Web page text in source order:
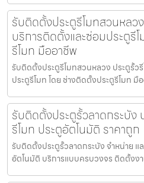
รับติดตั้งประตูรีโมทสวนหลว
บริการติดตั้งและซ่อมประตูรี
รีโมท มืออาชีพ
รับติดตั้งประตูรีโมทสวนหลวง ประตูรั้ว
ประตูรีโมท โดย ช่างติดตั้งประตูรีโมท
รับติดตั้งประตูรั้วลาดกระบัง
รีโมท ประตูอัตโนมัติ ราคาถูก
รับติดตั้งประตูรั้วลาดกระบัง จำหน่าย แ
อัตโนมัติ บริการแบบครบวงจร ติดตั้งง